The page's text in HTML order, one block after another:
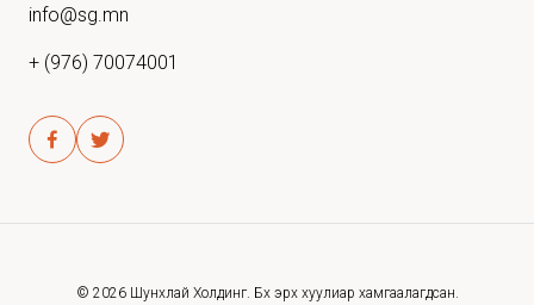
info@sg.mn
+ (976) 70074001
© 2026 Шунхлай Холдинг. Бүх эрх хуулиар хамгаалагдсан.